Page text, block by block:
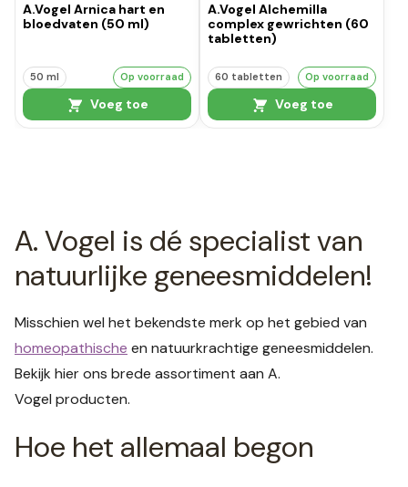
A.Vogel Arnica hart en
bloedvaten (50 ml)
50 ml Op voorraad
Voeg toe
A.Vogel Alchemilla
complex gewrichten (60
tabletten)
60 tabletten Op voorraad
Voeg toe
A. Vogel is dé specialist van
natuurlijke geneesmiddelen!
Misschien wel het bekendste merk op het gebied van
homeopathische en natuurkrachtige geneesmiddelen.
Bekijk hier ons brede assortiment aan A.
Vogel producten.
Hoe het allemaal begon